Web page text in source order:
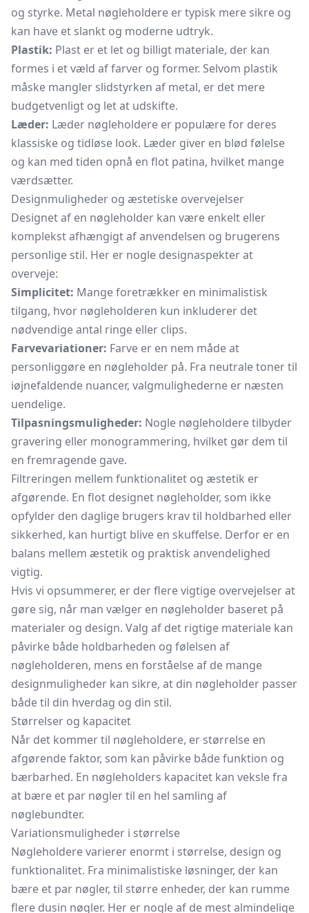
og styrke. Metal nøgleholdere er typisk mere sikre og
kan have et slankt og moderne udtryk.
Plastik: Plast er et let og billigt materiale, der kan
formes i et væld af farver og former. Selvom plastik
måske mangler slidstyrken af metal, er det mere
budgetvenligt og let at udskifte.
Læder: Læder nøgleholdere er populære for deres
klassiske og tidløse look. Læder giver en blød følelse
og kan med tiden opnå en flot patina, hvilket mange
værdsætter.
Designmuligheder og æstetiske overvejelser
Designet af en nøgleholder kan være enkelt eller
komplekst afhængigt af anvendelsen og brugerens
personlige stil. Her er nogle designaspekter at
overveje:
Simplicitet: Mange foretrækker en minimalistisk
tilgang, hvor nøgleholderen kun inkluderer det
nødvendige antal ringe eller clips.
Farvevariationer: Farve er en nem måde at
personliggøre en nøgleholder på. Fra neutrale toner til
iøjnefaldende nuancer, valgmulighederne er næsten
uendelige.
Tilpasningsmuligheder: Nogle nøgleholdere tilbyder
gravering eller monogrammering, hvilket gør dem til
en fremragende gave.
Filtreringen mellem funktionalitet og æstetik er
afgørende. En flot designet nøgleholder, som ikke
opfylder den daglige brugers krav til holdbarhed eller
sikkerhed, kan hurtigt blive en skuffelse. Derfor er en
balans mellem æstetik og praktisk anvendelighed
vigtig.
Hvis vi opsummerer, er der flere vigtige overvejelser at
gøre sig, når man vælger en nøgleholder baseret på
materialer og design. Valg af det rigtige materiale kan
påvirke både holdbarheden og følelsen af
nøgleholderen, mens en forståelse af de mange
designmuligheder kan sikre, at din nøgleholder passer
både til din hverdag og din stil.
Størrelser og kapacitet
Når det kommer til nøgleholdere, er størrelse en
afgørende faktor, som kan påvirke både funktion og
bærbarhed. En nøgleholders kapacitet kan veksle fra
at bære et par nøgler til en hel samling af
nøglebundter.
Variationsmuligheder i størrelse
Nøgleholdere varierer enormt i størrelse, design og
funktionalitet. Fra minimalistiske løsninger, der kan
bære et par nøgler, til større enheder, der kan rumme
flere dusin nøgler. Her er nogle af de mest almindelige